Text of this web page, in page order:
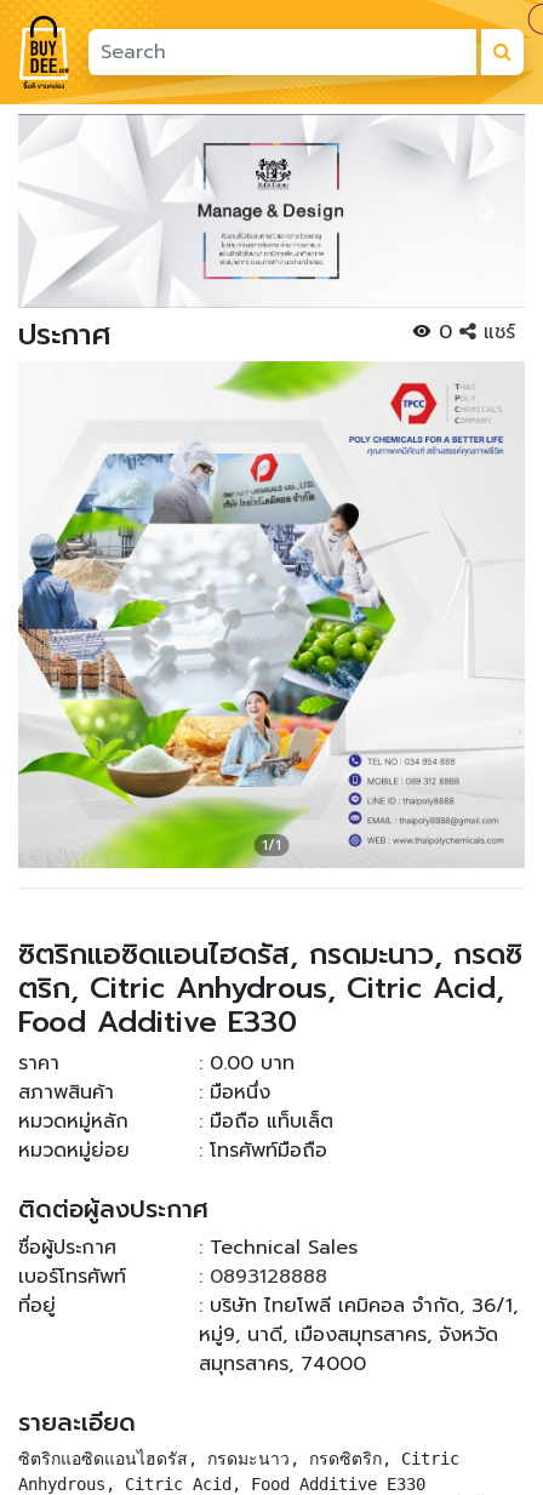
Previous
ประกาศ 0 แชร์
ซิตริกแอซิดแอนไฮดรัส, กรดมะนาว, กรดซิ
ตริก, Citric Anhydrous, Citric Acid,
Food Additive E330
ราคา
: 0.00 บาท
สภาพสินค้า
: มือหนึ่ง
หมวดหมู่หลัก
: มือถือ แท็บเล็ต
หมวดหมู่ย่อย
: โทรศัพท์มือถือ
ติดต่อผู้ลงประกาศ
ชื่อผู้ประกาศ
: Technical Sales
เบอร์โทรศัพท์
: 0893128888
ที่อยู่
: บริษัท ไทยโพลี เคมิคอล จำกัด, 36/1,
หมู่9, นาดี, เมืองสมุทรสาคร, จังหวัด
สมุทรสาคร, 74000
รายละเอียด
ซิตริกแอซิดแอนไฮดรัส, กรดมะนาว, กรดซิตริก, Citric
Anhydrous, Citric Acid, Food Additive E330